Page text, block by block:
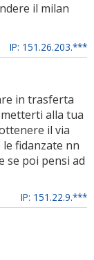
il milan
IP: 151.26.203.***
in trasferta
alla tua
il via
le fidanzate nn
se poi pensi ad
IP: 151.22.9.***